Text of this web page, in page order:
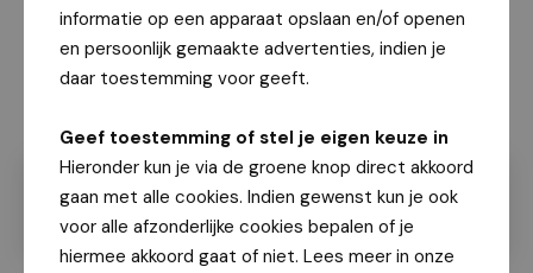
informatie op een apparaat opslaan en/of openen
en persoonlijk gemaakte advertenties, indien je
daar toestemming voor geeft.
Geef toestemming of stel je eigen keuze in
Hieronder kun je via de groene knop direct akkoord
gaan met alle cookies. Indien gewenst kun je ook
voor alle afzonderlijke cookies bepalen of je
hiermee akkoord gaat of niet. Lees meer in onze